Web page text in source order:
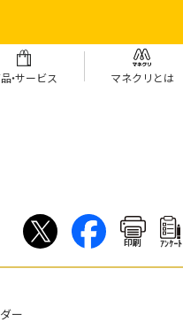
品・サービス マネクリとは
印刷 ｱﾝｹｰﾄ
ー